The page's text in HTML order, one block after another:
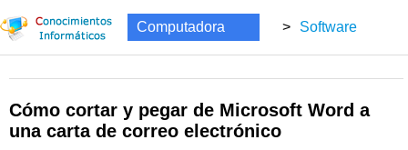
Computadora > Software
Cómo cortar y pegar de Microsoft Word a
una carta de correo electrónico